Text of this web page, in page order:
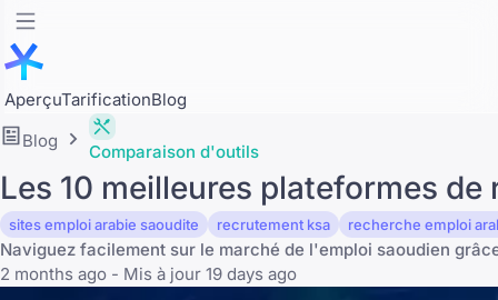
AperçuTarificationBlog
Blog
Comparaison d'outils
Les 10 meilleures plateformes
sites emploi arabie saoudite recrutement ksa recherche emploi
Naviguez facilement sur le marché de l'emploi saoudien
2 months ago - Mis à jour 19 days ago